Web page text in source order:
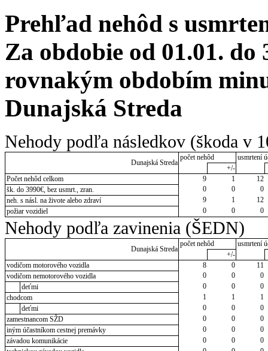
Prehľad nehôd s
Za obdobie od 01.01. do
rovnakým obdobím
Dunajská Streda
Nehody podľa následkov (škoda v
Dunajská Streda
počet nehôd
usmrtení
+/-
Počet nehôd celkom
9 1
12
šk. do 3990€, bez usmrt., zran.
0 0
0
neh. s násl. na živote alebo zdraví
9 1
12
požiar vozidiel
0 0 0
Nehody podľa zavinenia (ŠEDN)
Dunajská Streda
počet nehôd
usmrtení
+/-
vodičom motorového vozidla
8 0
11
vodičom nemotorového vozidla
0 0
0
deťmi
0 0
0
chodcom
1 1
1
deťmi
0 0
0
zamestnancom SŽD
0 0
0
iným účastníkom cestnej premávky
0 0
0
závadou komunikácie
0 0
0